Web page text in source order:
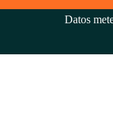
Datos